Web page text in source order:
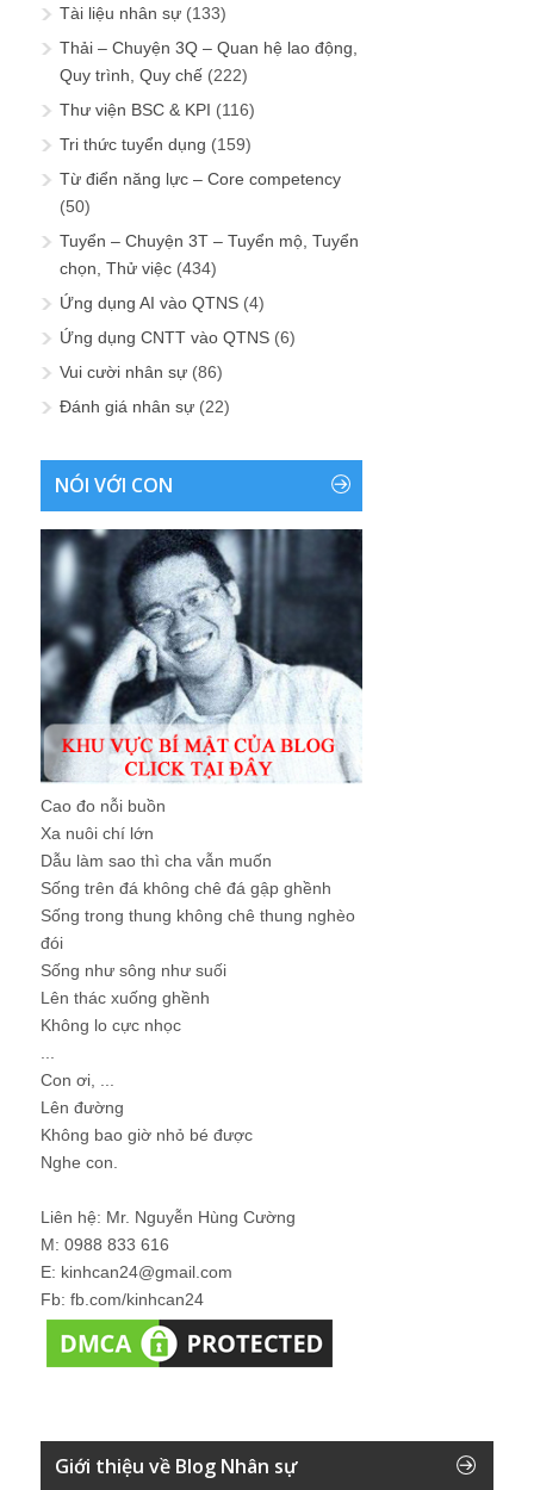
Tài liệu nhân sự (133)
Thải – Chuyện 3Q – Quan hệ lao động,
Quy trình, Quy chế (222)
Thư viện BSC & KPI (116)
Tri thức tuyển dụng (159)
Từ điển năng lực – Core competency
(50)
Tuyển – Chuyện 3T – Tuyển mộ, Tuyển
chọn, Thử việc (434)
Ứng dụng AI vào QTNS (4)
Ứng dụng CNTT vào QTNS (6)
Vui cười nhân sự (86)
Đánh giá nhân sự (22)
NÓI VỚI CON
Cao đo nỗi buồn
Xa nuôi chí lớn
Dẫu làm sao thì cha vẫn muốn
Sống trên đá không chê đá gập ghềnh
Sống trong thung không chê thung nghèo
đói
Sống như sông như suối
Lên thác xuống ghềnh
Không lo cực nhọc
Con ơi, ...
Lên đường
Không bao giờ nhỏ bé được
Nghe con.
Liên hệ: Mr. Nguyễn Hùng Cường
M: 0988 833 616
E: kinhcan24@gmail.com
Fb: fb.com/kinhcan24
Giới thiệu về Blog Nhân sự